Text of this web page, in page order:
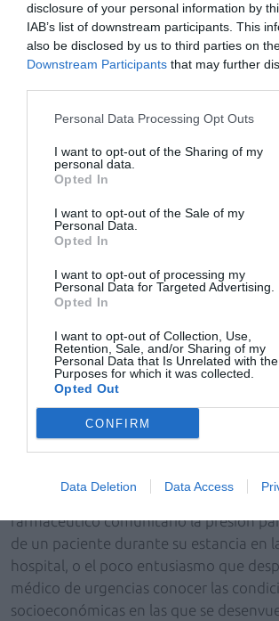
disclosure of your personal information by
IAB’s list of downstream participants. This
also be disclosed by us to third parties on
Downstream Participants that may further
Personal Data Processing Opt Outs
I want to opt-out of the Sharing of my
personal data.
Opted In
I want to opt-out of the Sale of my
Personal Data.
Opted In
I want to opt-out of processing my
Personal Data for Targeted Advertising.
Opted In
I want to opt-out of Collection, Use,
Retention, Sale, and/or Sharing of my
Personal Data that Is Unrelated with the
Purposes for which it was collected.
Opted Out
CONFIRM
Data Deletion Data Access
sanitarios e instituciones públicas.
Con los nuevos avances tecnológicos, a
se le han añadido cualidades, en mi
que añaden nuevas funciones pero
Parece que ahora la historia debe ser
mayor cantidad de personas posible.
olvidar que estas dos condiciones son
los alcances tecnológicos, y que a nadie
ocurrido reivindicarlas en los tiempos
clínica se conformó como herramienta
médico.
Desde la intuición, sobre todo profana,
que los datos sobre salud estén
documento y desde cualquier sitio.
relumbre tecnológico que realiza de
antes era difícil está la reflexión. Ésta
ejemplos de medicina de teleserie no
cancamusa para vender un producto o
centralizadora. A nadie se le escapa el
que pueda tener para un médico de
farmacéutico comunitario la presión
de un paciente durante su estancia en
hospital, o el poco entusiasmo que
médico de urgencias conocer las
socioeconómicas en las que se